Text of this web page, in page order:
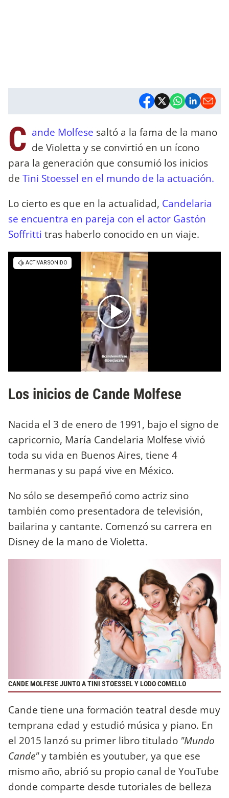
C ande Molfese saltó a la fama de la mano
de Violetta y se convirtió en un ícono
para la generación que consumió los inicios
de Tini Stoessel en el mundo de la actuación.
Lo cierto es que en la actualidad, Candelaria
se encuentra en pareja con el actor Gastón
Soffritti tras haberlo conocido en un viaje.
Los inicios de Cande Molfese
Nacida el 3 de enero de 1991, bajo el signo de
capricornio, María Candelaria Molfese vivió
toda su vida en Buenos Aires, tiene 4
hermanas y su papá vive en México.
No sólo se desempeñó como actriz sino
también como presentadora de televisión,
bailarina y cantante. Comenzó su carrera en
Disney de la mano de Violetta.
CANDE MOLFESE JUNTO A TINI STOESSEL Y LODO COMELLO
Cande tiene una formación teatral desde muy
temprana edad y estudió música y piano. En
el 2015 lanzó su primer libro titulado "Mundo
Cande"y también es youtuber, ya que ese
mismo año, abrió su propio canal de YouTube
donde comparte desde tutoriales de belleza